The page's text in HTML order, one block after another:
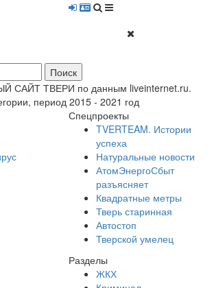
ТВЕРИ по данным liveinternet.ru.
период 2015 - 2021 год
Спецпроекты
TVERTEAM. Истории
успеха
Натуральные новости
АтомЭнергоСбыт
разъясняет
Квадратные метры
Тверь старинная
Автостоп
Тверской умелец
Разделы
ЖКХ